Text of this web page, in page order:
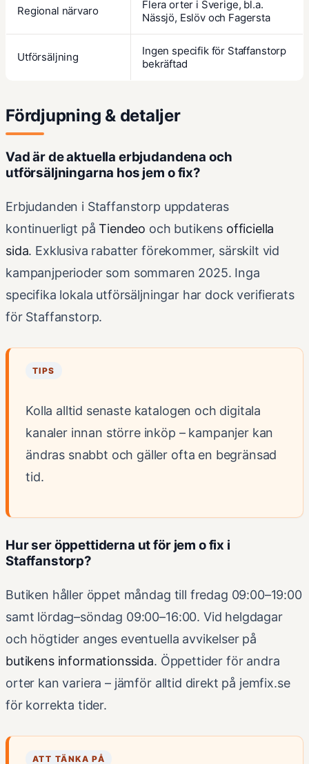
Regional närvaro
Flera orter i Sverige, bl.a.
Nässjö, Eslöv och Fagersta
Utförsäljning
Ingen specifik för Staffanstorp
bekräftad
Fördjupning & detaljer
Vad är de aktuella erbjudandena och
utförsäljningarna hos jem o fix?
Erbjudanden i Staffanstorp uppdateras
kontinuerligt påTiendeo och butikens officiella
sida. Exklusiva rabatter förekommer, särskilt vid
kampanjperioder som sommaren 2025. Inga
specifika lokala utförsäljningar har dock verifierats
för Staffanstorp.
TIPS
Kolla alltid senaste katalogen och digitala
kanaler innan större inköp – kampanjer kan
ändras snabbt och gäller ofta en begränsad
tid.
Hur ser öppettiderna ut för jem o fix i
Staffanstorp?
Butiken håller öppet måndag till fredag 09:00–19:00
samt lördag–söndag 09:00–16:00. Vid helgdagar
och högtider anges eventuella avvikelser på
butikens informationssida. Öppettider för andra
orter kan variera – jämför alltid direkt på jemfix.se
för korrekta tider.
ATT TÄNKA PÅ